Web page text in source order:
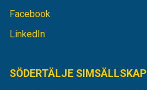
Facebook
LinkedIn
SÖDERTÄLJE SIMSÄLLSKAP